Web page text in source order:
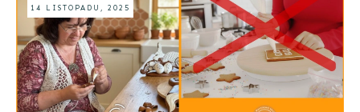
14 LISTOPADU, 2025